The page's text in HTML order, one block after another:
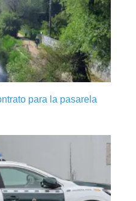
para la pasarela